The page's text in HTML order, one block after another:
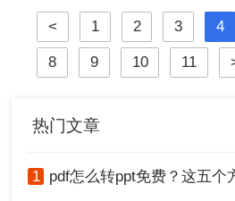
PDF文件时，我们有时需要将其转换
为Word格式以便进行编辑和修改。那
么pdf大文件如何转word呢？本文将
细介绍几种将PDF大文件转换为
< 1 2 3 4
8 9 10 11
热门文章
1 pdf怎么转ppt免费？这五个方法